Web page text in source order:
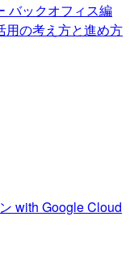
バックオフィス編
用の考え方と進め方
with Google Cloud